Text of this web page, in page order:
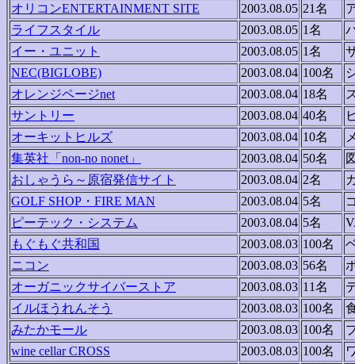
オリコンENTERTAINMENT SITE
2003.08.05 21名
ライフスタイル
2003.08.05 1名
イー・ユニット
2003.08.05 1名
NEC(BIGLOBE)
2003.08.04 100名
オレンジページnet
2003.08.04 18名
サントリー
2003.08.04 40名
オーキットヒルズ
2003.08.04 10名
集英社「non-no nonet」
2003.08.04 50名
おしゃうら～原宿発信サイト
2003.08.04 2名
GOLF SHOP・FIRE MAN
2003.08.04 5名
ピーテック・システム
2003.08.04 5名
もぐもぐ共和国
2003.08.03 100名
ニコン
2003.08.03 56名
オーガニックサイバーストア
2003.08.03 11名
イルほうれんそう
2003.08.03 100名
みたかモール
2003.08.03 100名
wine cellar CROSS
2003.08.03 100名